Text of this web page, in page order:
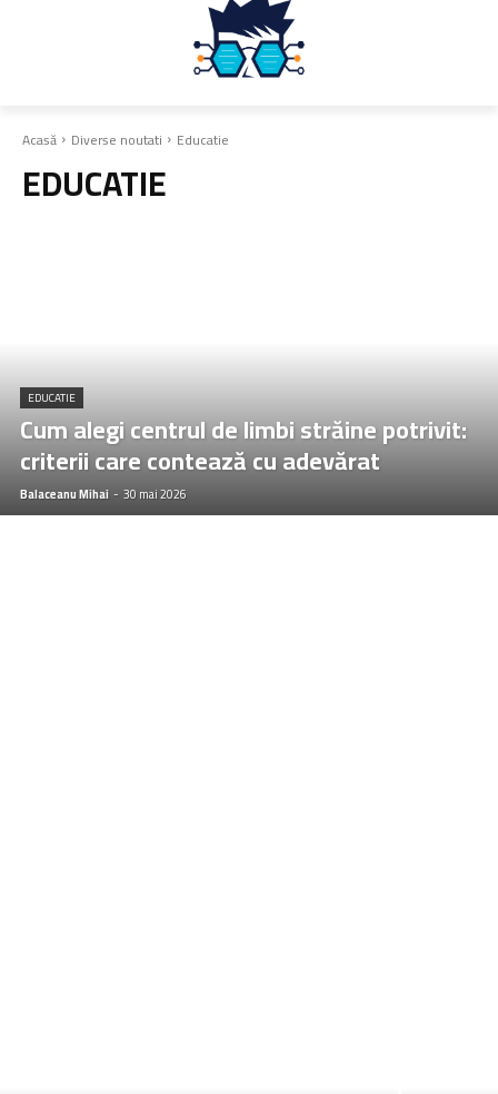
Acasă Diverse noutati Educatie
EDUCATIE
EDUCATIE
Cum alegi centrul de limbi străine potrivit:
criterii care contează cu adevărat
Balaceanu Mihai - 30 mai 2026